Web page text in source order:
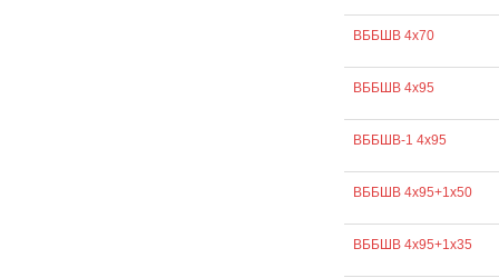
ВББШВ 4х70
ВББШВ 4х95
ВББШВ-1 4х95
ВББШВ 4х95+1х50
ВББШВ 4х95+1х35